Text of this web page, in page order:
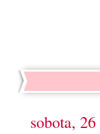
sobota,